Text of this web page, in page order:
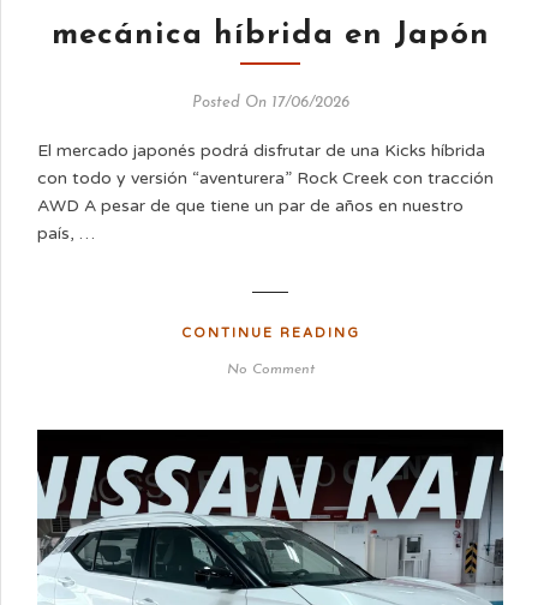
mecánica híbrida en Japón
Posted On 17/06/2026
El mercado japonés podrá disfrutar de una Kicks híbrida
con todo y versión “aventurera” Rock Creek con tracción
AWD A pesar de que tiene un par de años en nuestro
país, …
CONTINUE READING
No Comment